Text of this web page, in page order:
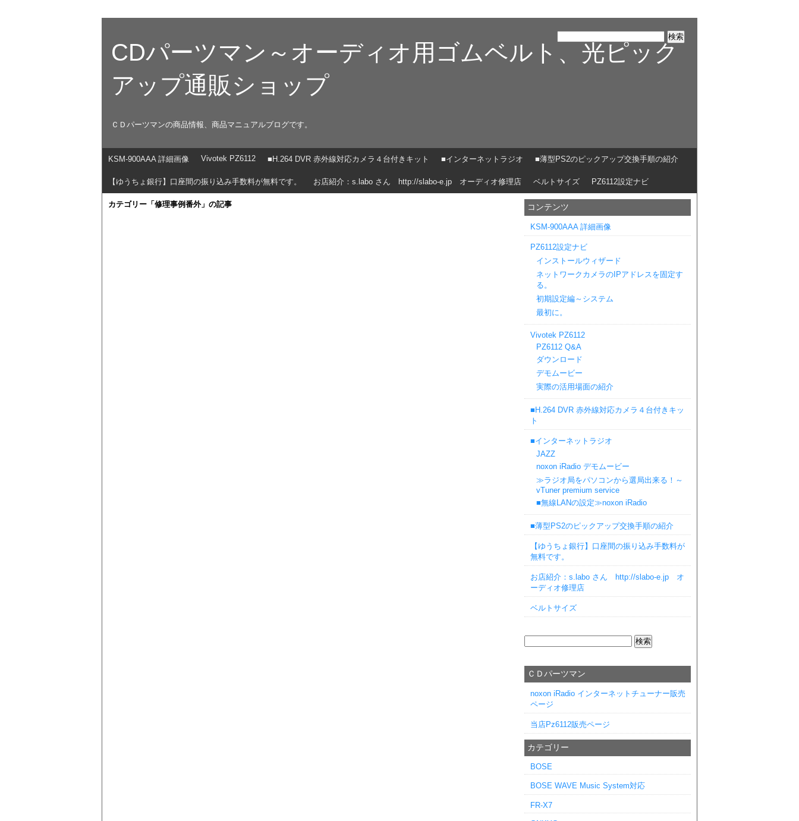
CDパーツマン～オーディオ用ゴムベルト、光ピック
アップ通販ショップ
ＣＤパーツマンの商品情報、商品マニュアルブログです。
KSM-900AAA 詳細画像 Vivotek PZ6112 ■H.264 DVR 赤外線対応カメラ４台付きキット ■インターネットラジオ ■薄型PS2のピックアップ交換手順の紹介
【ゆうちょ銀行】口座間の振り込み手数料が無料です。 お店紹介：s.labo さん http://slabo-e.jp オーディオ修理店 ベルトサイズ PZ6112設定ナビ
カテゴリー「修理事例番外」の記事 コンテンツ
KSM-900AAA 詳細画像
PZ6112設定ナビ
インストールウィザード
ネットワークカメラのIPアドレスを固定す
る。
初期設定編～システム
最初に。
Vivotek PZ6112
PZ6112 Q&A
ダウンロード
デモムービー
実際の活用場面の紹介
■H.264 DVR 赤外線対応カメラ４台付きキッ
ト
■インターネットラジオ
JAZZ
noxon iRadio デモムービー
≫ラジオ局をパソコンから選局出来る！～
vTuner premium service
■無線LANの設定≫noxon iRadio
■薄型PS2のピックアップ交換手順の紹介
【ゆうちょ銀行】口座間の振り込み手数料が
無料です。
お店紹介：s.labo さん http://slabo-e.jp オ
ーディオ修理店
ベルトサイズ
ＣＤパーツマン
noxon iRadio インターネットチューナー販売
ページ
当店Pz6112販売ページ
カテゴリー
BOSE
BOSE WAVE Music System対応
FR-X7